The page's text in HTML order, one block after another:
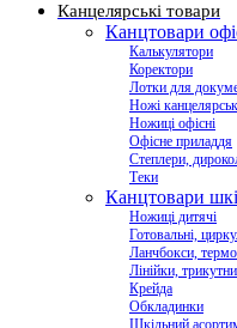
Канцелярські товари
Канцтовари
Калькулятори
Коректори
Лотки для
Ножі
Ножиці офісні
Офісне приладдя
Степлери,
Теки
Канцтовари
Ножиці дитячі
Готовальні,
Ланчбокси,
Лінійки,
Крейда
Обкладинки
Шкільний